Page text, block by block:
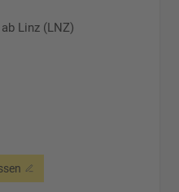
Linz (LNZ)